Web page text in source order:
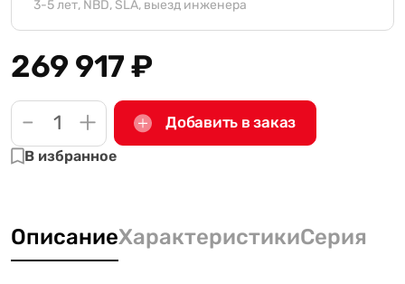
3-5 лет, NBD, SLA, выезд инженера
269 917₽
- + Добавить в заказ
В избранное
ОписаниеХарактеристикиСерия